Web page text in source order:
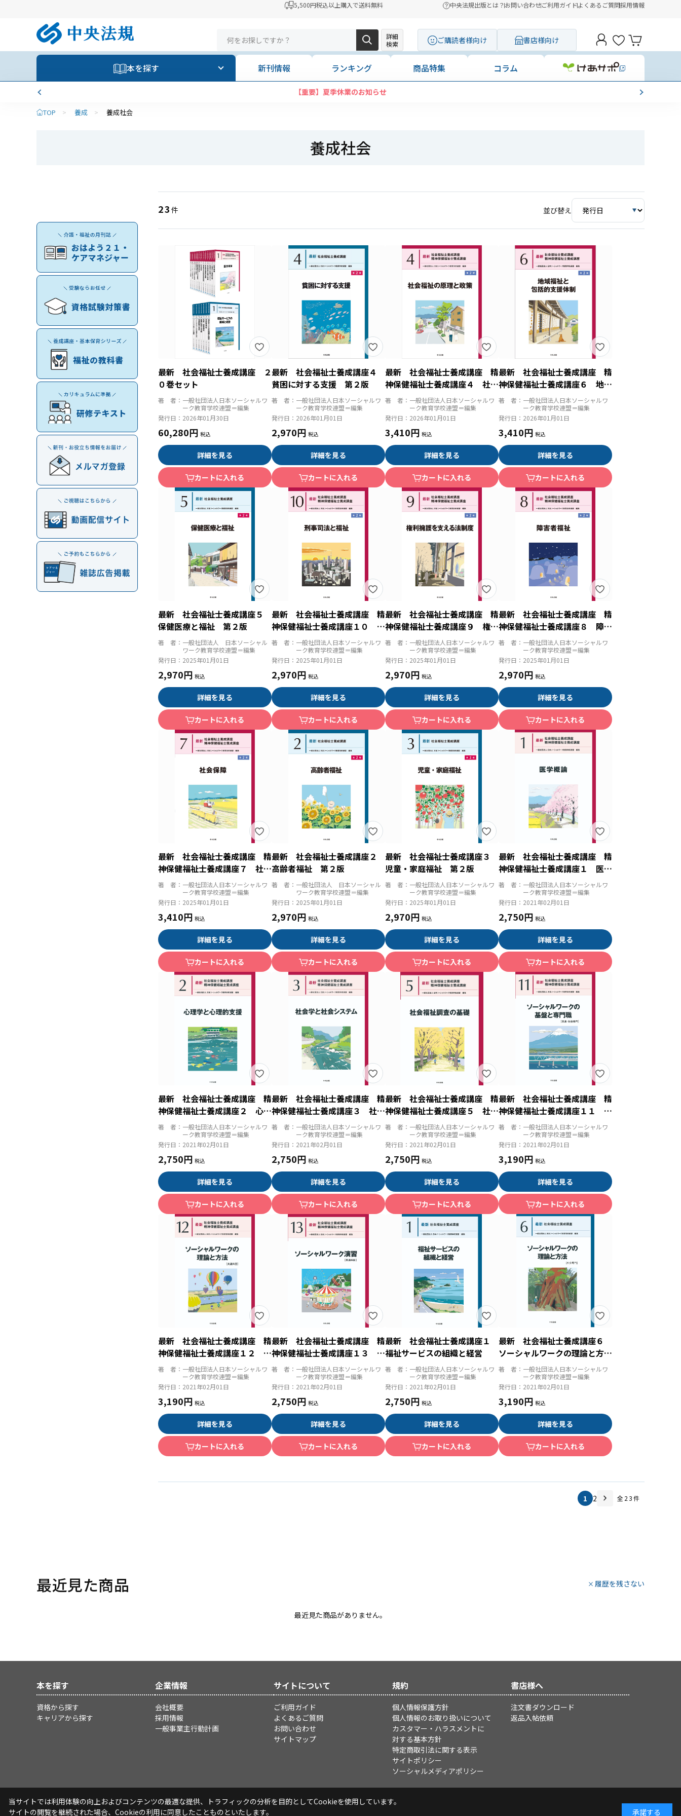
5,500円税込以上購入で送料無料 中央法規出版とは？お問い合わせご利用ガイドよくあるご質問採用情報
詳細
検索
ご購読者様向け 書店様向け
本を探す 新刊情報 ランキング 商品特集 コラム
コンビニ決済に「セブンイレブン」を追加いたしました
TOP > 養成 > 養成社会
養成社会
並び替え
23 件
最新 社会福祉士養成講座 ２
０巻セット
著 者： 一般社団法人日本ソーシャルワ
ーク教育学校連盟＝編集
発行日： 2026年01月30日
60,280円
詳細を見る
カートに入れる
最新 社会福祉士養成講座４
貧困に対する支援 第２版
著 者： 一般社団法人日本ソーシャルワ
ーク教育学校連盟＝編集
発行日： 2026年01月01日
2,970円
詳細を見る
カートに入れる
最新 社会福祉士養成講座 精
神保健福祉士養成講座４ 社会
福祉の原理と政策 第２版
著 者： 一般社団法人日本ソーシャルワ
ーク教育学校連盟＝編集
発行日： 2026年01月01日
3,410円
詳細を見る
カートに入れる
最新 社会福祉士養成講座 精
神保健福祉士養成講座６ 地域
福祉と包括的支援体制 第２版
著 者： 一般社団法人日本ソーシャルワ
ーク教育学校連盟＝編集
発行日： 2026年01月01日
3,410円
詳細を見る
カートに入れる
最新 社会福祉士養成講座５
保健医療と福祉 第２版
著 者： 一般社団法人 日本ソーシャル
ワーク教育学校連盟＝編集
発行日： 2025年01月01日
2,970円
詳細を見る
カートに入れる
最新 社会福祉士養成講座 精
神保健福祉士養成講座１０ 刑
事司法と福祉 第２版
著 者： 一般社団法人日本ソーシャルワ
ーク教育学校連盟＝編集
発行日： 2025年01月01日
2,970円
詳細を見る
カートに入れる
最新 社会福祉士養成講座 精
神保健福祉士養成講座９ 権利
擁護を支える法制度 第２版
著 者： 一般社団法人日本ソーシャルワ
ーク教育学校連盟＝編集
発行日： 2025年01月01日
2,970円
詳細を見る
カートに入れる
最新 社会福祉士養成講座 精
神保健福祉士養成講座８ 障害
者福祉 第２版
著 者： 一般社団法人日本ソーシャルワ
ーク教育学校連盟＝編集
発行日： 2025年01月01日
2,970円
詳細を見る
カートに入れる
最新 社会福祉士養成講座 精
神保健福祉士養成講座７ 社会
保障 第２版
著 者： 一般社団法人日本ソーシャルワ
ーク教育学校連盟＝編集
発行日： 2025年01月01日
3,410円
詳細を見る
カートに入れる
最新 社会福祉士養成講座２
高齢者福祉 第２版
著 者： 一般社団法人 日本ソーシャル
ワーク教育学校連盟＝編集
発行日： 2025年01月01日
2,970円
詳細を見る
カートに入れる
最新 社会福祉士養成講座３
児童・家庭福祉 第２版
著 者： 一般社団法人日本ソーシャルワ
ーク教育学校連盟＝編集
発行日： 2025年01月01日
2,970円
詳細を見る
カートに入れる
最新 社会福祉士養成講座 精
神保健福祉士養成講座１ 医学
概論
著 者： 一般社団法人日本ソーシャルワ
ーク教育学校連盟＝編集
発行日： 2021年02月01日
2,750円
詳細を見る
カートに入れる
最新 社会福祉士養成講座 精
神保健福祉士養成講座２ 心理
学と心理的支援
著 者： 一般社団法人日本ソーシャルワ
ーク教育学校連盟＝編集
発行日： 2021年02月01日
2,750円
詳細を見る
カートに入れる
最新 社会福祉士養成講座 精
神保健福祉士養成講座３ 社会
学と社会システム
著 者： 一般社団法人日本ソーシャルワ
ーク教育学校連盟＝編集
発行日： 2021年02月01日
2,750円
詳細を見る
カートに入れる
最新 社会福祉士養成講座 精
神保健福祉士養成講座５ 社会
福祉調査の基礎
著 者： 一般社団法人日本ソーシャルワ
ーク教育学校連盟＝編集
発行日： 2021年02月01日
2,750円
詳細を見る
カートに入れる
最新 社会福祉士養成講座 精
神保健福祉士養成講座１１ ソ
ーシャルワークの基盤と専門職
［共通・社会専門］
著 者： 一般社団法人日本ソーシャルワ
ーク教育学校連盟＝編集
発行日： 2021年02月01日
3,190円
詳細を見る
カートに入れる
最新 社会福祉士養成講座 精
神保健福祉士養成講座１２ ソ
ーシャルワークの理論と方法
［共通科目］
著 者： 一般社団法人日本ソーシャルワ
ーク教育学校連盟＝編集
発行日： 2021年02月01日
3,190円
詳細を見る
カートに入れる
最新 社会福祉士養成講座 精
神保健福祉士養成講座１３ ソ
ーシャルワーク演習［共通科
著 者： 一般社団法人日本ソーシャルワ
ーク教育学校連盟＝編集
発行日： 2021年02月01日
2,750円
詳細を見る
カートに入れる
最新 社会福祉士養成講座１
福祉サービスの組織と経営
著 者： 一般社団法人日本ソーシャルワ
ーク教育学校連盟＝編集
発行日： 2021年02月01日
2,750円
詳細を見る
カートに入れる
最新 社会福祉士養成講座６
ソーシャルワークの理論と方法
［社会専門］
著 者： 一般社団法人日本ソーシャルワ
ーク教育学校連盟＝編集
発行日： 2021年02月01日
3,190円
詳細を見る
カートに入れる
1 2 全 23件
最近見た商品
最近見た商品がありません。
履歴を残さない
本を探す
資格から探す
キャリアから探す
企業情報
会社概要
採用情報
一般事業主行動計画
サイトについて
ご利用ガイド
よくあるご質問
お問い合わせ
サイトマップ
規約
個人情報保護方針
個人情報のお取り扱いについて
カスタマー・ハラスメントに
対する基本方針
特定商取引法に関する表示
サイトポリシー
ソーシャルメディアポリシー
書店様へ
注文書ダウンロード
返品入帖依頼
当サイトでは利用体験の向上およびコンテンツの最適な提供、トラフィックの分析を目的としてCookieを使用しています。
サイトの閲覧を継続された場合、Cookieの利用に同意したことものといたします。
承諾する